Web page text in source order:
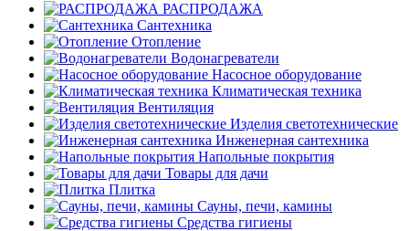
РАСПРОДАЖА
Сантехника
Отопление
Водонагреватели
Насосное оборудование
Климатическая техника
Вентиляция
Изделия светотехнические
Инженерная сантехника
Напольные покрытия
Товары для дачи
Плитка
Сауны, печи, камины
Средства гигиены